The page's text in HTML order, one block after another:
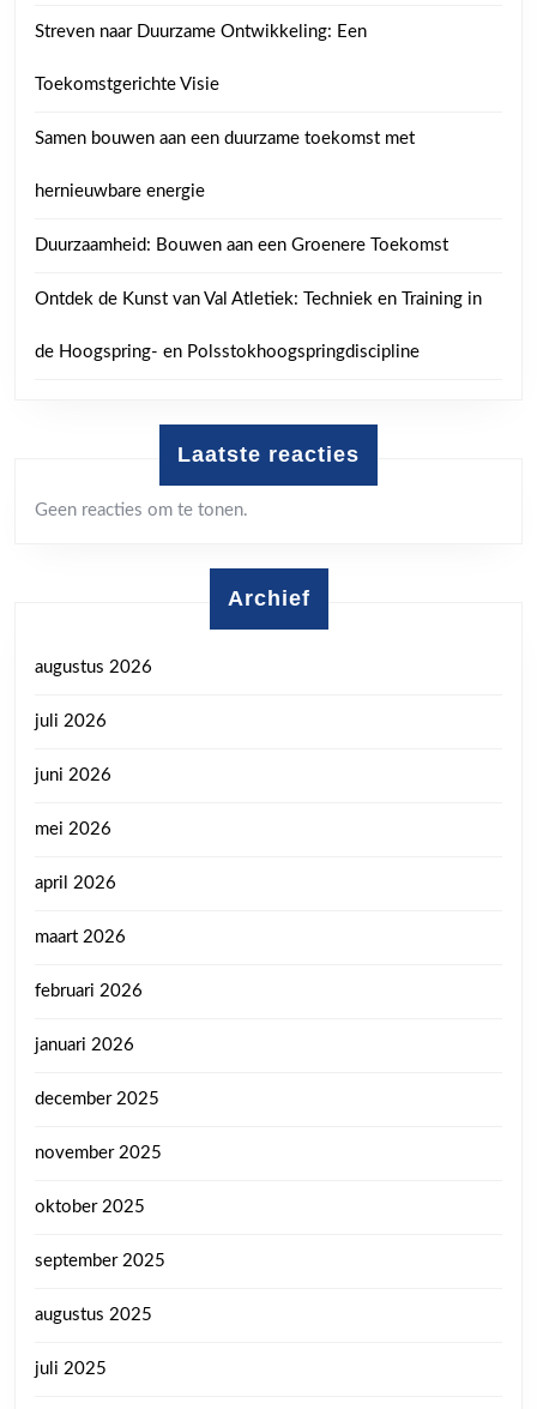
Streven naar Duurzame Ontwikkeling: Een
Toekomstgerichte Visie
Samen bouwen aan een duurzame toekomst met
hernieuwbare energie
Duurzaamheid: Bouwen aan een Groenere Toekomst
Ontdek de Kunst van Val Atletiek: Techniek en Training in
de Hoogspring- en Polsstokhoogspringdiscipline
Laatste reacties
Geen reacties om te tonen.
Archief
augustus 2026
juli 2026
juni 2026
mei 2026
april 2026
maart 2026
februari 2026
januari 2026
december 2025
november 2025
oktober 2025
september 2025
augustus 2025
juli 2025